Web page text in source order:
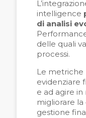
intelligence
di analisi
delle quali
processi.
Le metriche
evidenziare
e ad agire
migliorare la
gestione